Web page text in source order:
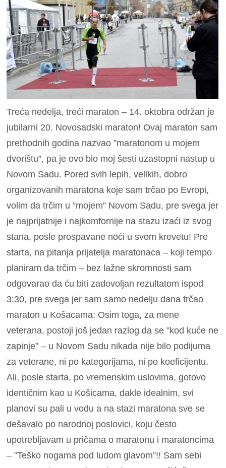
Treća nedelja, treći maraton – 14. oktobra održan je
jubilarni 20. Novosadski maraton! Ovaj maraton sam
prethodnih godina nazvao ”maratonom u mojem
dvorištu”, pa je ovo bio moj šesti uzastopni nastup u
Novom Sadu. Pored svih lepih, velikih, dobro
organizovanih maratona koje sam trčao po Evropi,
volim da trčim u ”mojem” Novom Sadu, pre svega jer
je najprijatnije i najkomfornije na stazu izaći iz svog
stana, posle prospavane noći u svom krevetu! Pre
starta, na pitanja prijatelja maratonaca – koji tempo
planiram da trčim – bez lažne skromnosti sam
odgovarao da ću biti zadovoljan rezultatom ispod
3:30, pre svega jer sam samo nedelju dana trčao
maraton u Košacama: Osim toga, za mene
veterana, postoji još jedan razlog da se ”kod kuće ne
zapinje” – u Novom Sadu nikada nije bilo podijuma
za veterane, ni po kategorijama, ni po koeficijentu.
Ali, posle starta, po vremenskim uslovima, gotovo
identičnim kao u Košicama, dakle idealnim, svi
planovi su pali u vodu a na stazi maratona sve se
dešavalo po narodnoj poslovici, koju često
upotrebljavam u pričama o maratonu i maratoncima
– ”Teško nogama pod ludom glavom”!! Sam sebi